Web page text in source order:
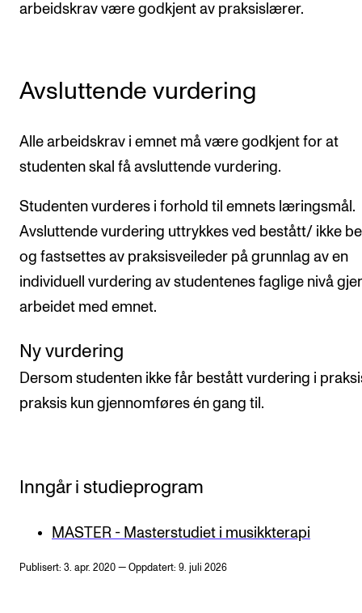
arbeidskrav være godkjent av praksislærer.
Avsluttende vurdering
Alle arbeidskrav i emnet må være godkjent for at
studenten skal få avsluttende vurdering.
Studenten vurderes i forhold til emnets læringsmål.
Avsluttende vurdering uttrykkes ved bestått/ ikke
og fastsettes av praksisveileder på grunnlag av en
individuell vurdering av studentenes faglige nivå
arbeidet med emnet.
Ny vurdering
Dersom studenten ikke får bestått vurdering i
praksis kun gjennomføres én gang til.
Inngår i studieprogram
MASTER - Masterstudiet i musikkterapi
Publisert: 3. apr. 2020 — Oppdatert: 9. juli 2026